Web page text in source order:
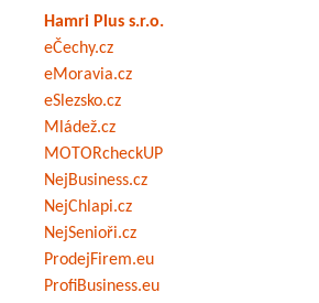
Hamri Plus s.r.o.
eČechy.cz
eMoravia.cz
eSlezsko.cz
Mládež.cz
MOTORcheckUP
NejBusiness.cz
NejChlapi.cz
NejSenioři.cz
ProdejFirem.eu
ProfiBusiness.eu